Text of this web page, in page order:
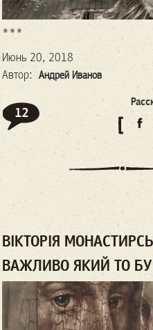
***
Июнь 20, 2018
Автор: Андрей Иванов
12
ВІКТОРІЯ
ВАЖЛИВО ЯКИЙ ТО